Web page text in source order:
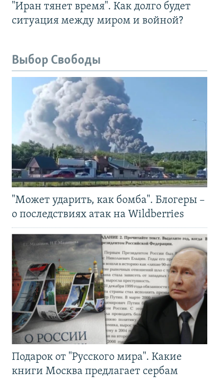
"Иран тянет время". Как долго будет
ситуация между миром и войной?
Выбор Свободы
"Может ударить, как бомба". Блогеры –
о последствиях атак на Wildberries
Подарок от "Русского мира". Какие
книги Москва предлагает сербам